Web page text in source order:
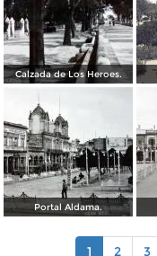
Calzada de Los Heroes.
Portal Aldama.
1 2 3